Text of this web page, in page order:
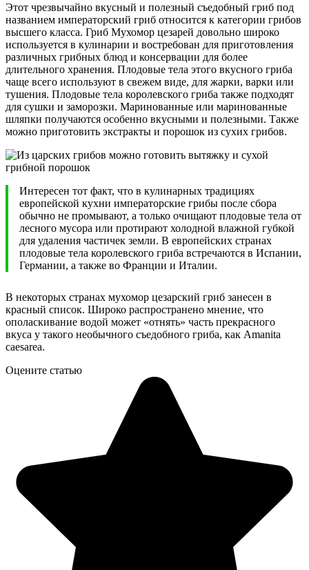
Этот чрезвычайно вкусный и полезный съедобный гриб под
названием императорский гриб относится к категории грибов
высшего класса. Гриб Мухомор цезарей довольно широко
используется в кулинарии и востребован для приготовления
различных грибных блюд и консервации для более
длительного хранения. Плодовые тела этого вкусного гриба
чаще всего используют в свежем виде, для жарки, варки или
тушения. Плодовые тела королевского гриба также подходят
для сушки и заморозки. Маринованные или маринованные
шляпки получаются особенно вкусными и полезными. Также
можно приготовить экстракты и порошок из сухих грибов.
Интересен тот факт, что в кулинарных традициях
европейской кухни императорские грибы после сбора
обычно не промывают, а только очищают плодовые тела от
лесного мусора или протирают холодной влажной губкой
для удаления частичек земли. В европейских странах
плодовые тела королевского гриба встречаются в Испании,
Германии, а также во Франции и Италии.
В некоторых странах мухомор цезарский гриб занесен в
красный список. Широко распространено мнение, что
ополаскивание водой может «отнять» часть прекрасного
вкуса у такого необычного съедобного гриба, как Amanita
caesarea.
Оцените статью